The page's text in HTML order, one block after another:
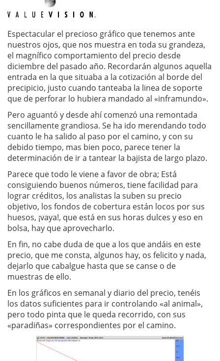
Espectacular el precioso gráfico que tenemos ante
nuestros ojos, que nos muestra en toda su grandeza,
el magnífico comportamiento del precio desde
diciembre del pasado año. Recordarán algunos aquella
entrada en la que situaba a la cotización al borde del
precipicio, justo cuando tanteaba la linea de soporte
que de perforar lo hubiera mandado al «inframundo».
Pero aguantó y desde ahí comenzó una remontada
sencillamente grandiosa. Se ha ido merendando todo
cuanto le ha salido al paso por el camino, y con su
debido tiempo, mas bien poco, parece tener la
determinación de ir a tantear la bajista de largo plazo.
Parece que todo le viene a favor de obra; Está
consiguiendo buenos números, tiene facilidad para
lograr créditos, los analistas la suben su precio
objetivo, los fondos de cobertura están locos por sus
huesos, ¡vaya!, que está en sus horas dulces y eso en
bolsa, hay que aprovecharlo.
En fin, no cabe duda de que a los que andáis en este
precio, que me consta, algunos hay, os felicito y nada,
dejarlo que cabalgue hasta que se canse o de
muestras de ello.
En los gráficos en semanal y diario del precio, tenéis
los datos suficientes para ir controlando «al animal»,
pero todo pinta que le queda recorrido, con sus
«paradiñas» correspondientes por el camino.